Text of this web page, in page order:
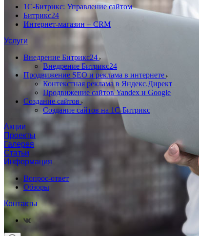
1С-Битрикс: Управление сайтом
Битрикс24
Интернет-магазин + CRM
Услуги
Внедрение Битрикс24
Внедрение Битрикс24
Продвижение SEO и реклама в интернете
Контекстная реклама в Яндекс.Директ
Продвижение сайтов Yandex и Google
Создание сайтов
Создание сайтов на 1С-Битрикс
Акции
Проекты
Галерея
Статьи
Информация
Вопрос-ответ
Обзоры
Контакты